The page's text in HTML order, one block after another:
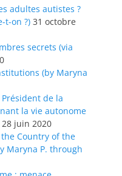
adultes autistes ?
t-on ?) 31 octobre
secrets (via
(by Maryna
Président de la
la vie autonome
28 juin 2020
Country of the
Maryna P. through